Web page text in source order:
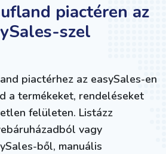
piactéren az
szel
piactérhez az easySales-en
a termékeket, rendeléseket
felületen. Listázz
vagy
ből, manuális